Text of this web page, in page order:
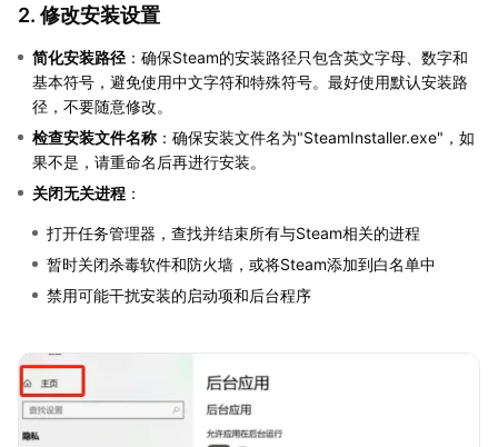
2. 修改安装设置
简化安装路径 ：确保Steam的安装路径只包含英文字母、数字和
基本符号，避免使用中文字符和特殊符号。最好使用默认安装路
径，不要随意修改。
检查安装文件名称 ：确保安装文件名为"SteamInstaller.exe"，如
果不是，请重命名后再进行安装。
关闭无关进程 ：
打开任务管理器，查找并结束所有与Steam相关的进程
暂时关闭杀毒软件和防火墙，或将Steam添加到白名单中
禁用可能干扰安装的启动项和后台程序